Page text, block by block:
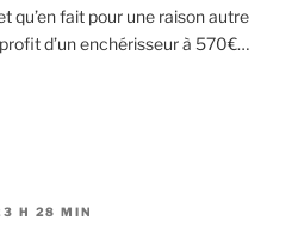
qu’en fait pour une raison autre
d’un enchérisseur à 570€…
H 28 MIN